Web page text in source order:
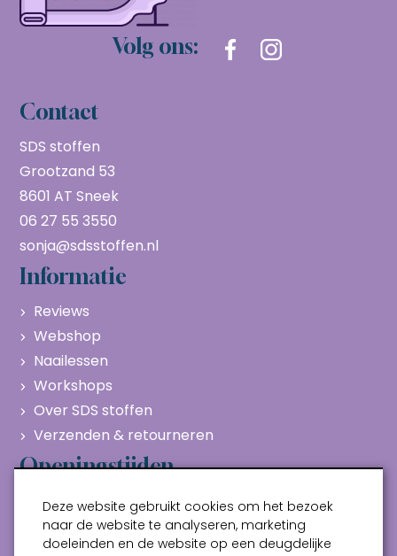
Volg ons:
Contact
SDS stoffen
Grootzand 53
8601 AT Sneek
06 27 55 3550
sonja@sdsstoffen.nl
Informatie
Reviews
Webshop
Naailessen
Workshops
Over SDS stoffen
Verzenden & retourneren
Openingstijden
Maandag
Gesloten
Dinsdag
10:00 - 17:00
Woensdag
10:00 - 17:00
Deze website gebruikt cookies om het bezoek
naar de website te analyseren, marketing
doeleinden en de website op een deugdelijke